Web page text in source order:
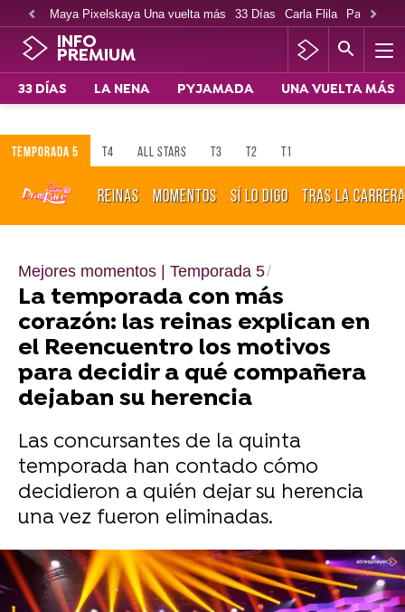
Maya Pixelskaya Una vuelta más 33 Días Carla Flila Paco
INFO
PREMIUM
33 DÍAS LA NENA PYJAMADA UNA VUELTA MÁS
TEMPORADA 5 T4 ALL STARS T3 T2 T1
REINAS MOMENTOS SÍ LO DIGO TRAS LA CARRERA
Mejores momentos | Temporada 5
La temporada con más
corazón: las reinas explican en
el Reencuentro los motivos
para decidir a qué compañera
dejaban su herencia
Las concursantes de la quinta
temporada han contado cómo
decidieron a quién dejar su herencia
una vez fueron eliminadas.